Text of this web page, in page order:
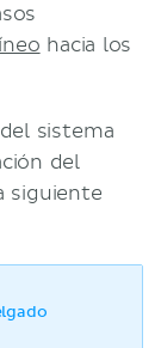
hacia los
sistema
del
siguiente